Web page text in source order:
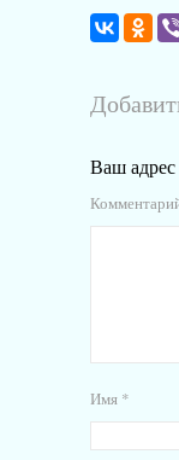
Ваш адрес
Имя *